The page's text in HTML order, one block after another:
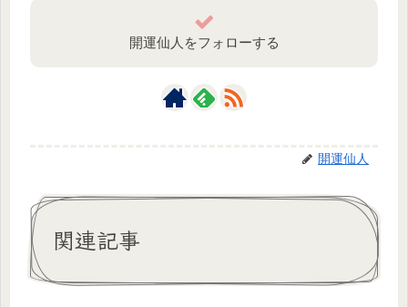
開運仙人をフォローする
開運仙人
関連記事